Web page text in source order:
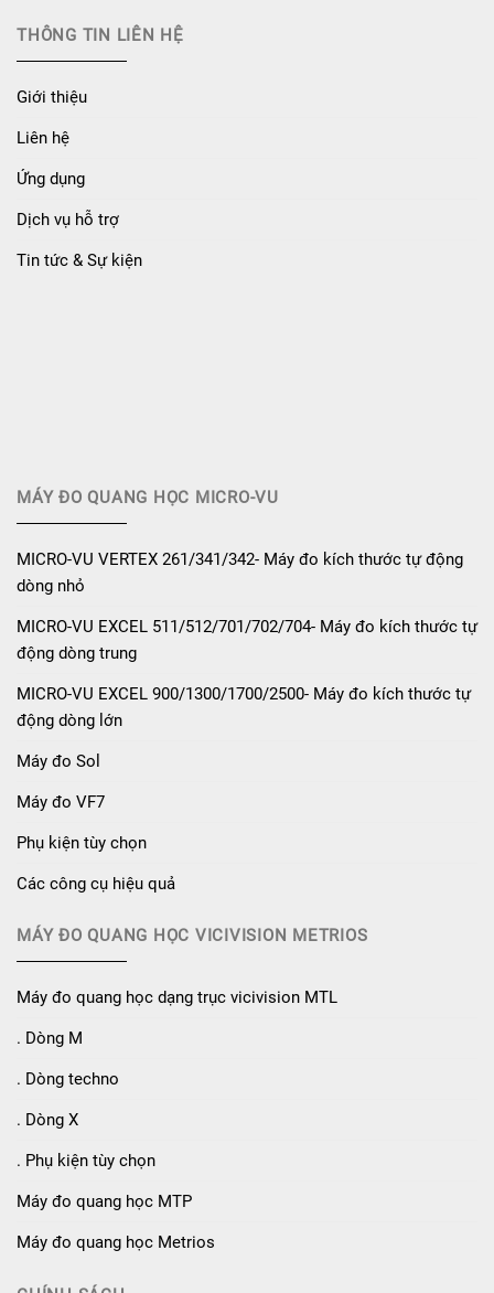
THÔNG TIN LIÊN HỆ
Giới thiệu
Liên hệ
Ứng dụng
Dịch vụ hỗ trợ
Tin tức & Sự kiện
MÁY ĐO QUANG HỌC MICRO-VU
MICRO-VU VERTEX 261/341/342- Máy đo kích thước tự động
dòng nhỏ
MICRO-VU EXCEL 511/512/701/702/704- Máy đo kích thước tự
động dòng trung
MICRO-VU EXCEL 900/1300/1700/2500- Máy đo kích thước tự
động dòng lớn
Máy đo Sol
Máy đo VF7
Phụ kiện tùy chọn
Các công cụ hiệu quả
MÁY ĐO QUANG HỌC VICIVISION METRIOS
Máy đo quang học dạng trục vicivision MTL
. Dòng M
. Dòng techno
. Dòng X
. Phụ kiện tùy chọn
Máy đo quang học MTP
Máy đo quang học Metrios